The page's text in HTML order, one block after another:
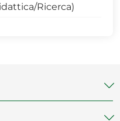
Ricerca)